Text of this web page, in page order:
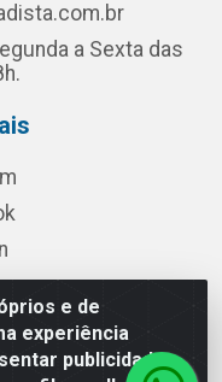
e de
experiência
publicidade
a Sexta das
São Paulo/SP - CEP
0001-72